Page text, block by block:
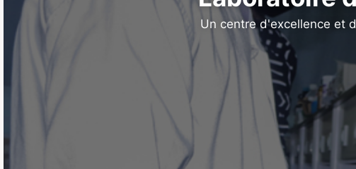
Le Laboratoire fait partie du
𝐚𝐦𝐞́𝐫𝐢𝐜𝐚𝐢𝐧𝐞 𝐝𝐞